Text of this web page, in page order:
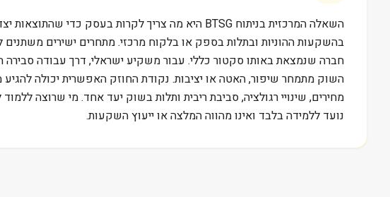
בהשקעות ההוניות ובתלות בספק או בלקוח מרכזי. מתחרים ישירים משתנים
השוק מתמחר שיפור, האטה או יציבות. נקודת החוזק האפשרית יכולה
נועד ללמידה בלבד ואינו מהווה המלצה או ייעוץ השקעות.